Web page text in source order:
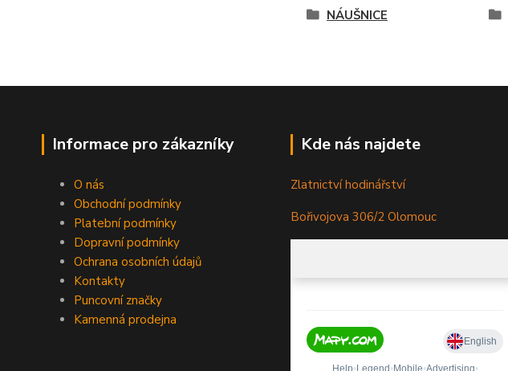
NÁUŠNICE
Informace pro zákazníky
O nás
Obchodní podmínky
Platební podmínky
Dopravní podmínky
Ochrana osobních údajů
Kontakty
Puncovní značky
Kamenná prodejna
Kde nás najdete
Zlatnictví hodinářství
Bořivojova 306/2 Olomouc